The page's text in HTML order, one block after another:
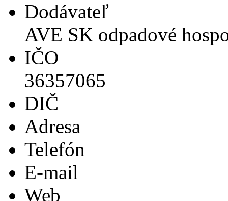
Dodávateľ
AVE SK odpadové
IČO
36357065
DIČ
Adresa
Telefón
E-mail
Web